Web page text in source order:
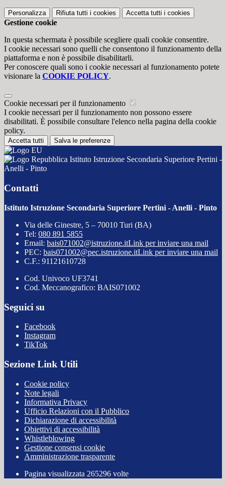
Personalizza Rifiuta tutti i cookies Accetta tutti i cookies
Gestione cookie
In questa schermata è possibile scegliere quali cookie consentire.
I cookie necessari sono quelli che consentono il funzionamento della
piattaforma e non è possibile disabilitarli.
Per conoscere quali sono i cookie necessari al funzionamento potete
visionare la COOKIE POLICY.
Cookie necessari per il funzionamento
I cookie necessari per il funzionamento non possono essere
disabilitati. È possibile consultare l'elenco nella pagina della cookie
policy.
Accetta tutti Salva le preferenze
Istituto Istruzione Secondaria Superiore Pertini -
Anelli - Pinto
Contatti
Istituto Istruzione Secondaria Superiore Pertini - Anelli - Pinto
Via delle Ginestre, 5 – 70010 Turi (BA)
Tel: 080 891 5855
Email: bais071002@istruzione.itLink per inviare una mail
PEC: bais071002@pec.istruzione.itLink per inviare una mail
C.F.: 91121610728
Cod. Univoco UF3741
Cod. Meccanografico: BAIS071002
Seguici su
Facebook
Instagram
TikTok
Sezione Link Utili
Cookie policy
Note legali
Informativa Privacy
Ufficio Relazioni con il Pubblico
Dichiarazione di accessibilità
Obiettivi di accessibilità
Whistleblowing
Gestione consensi cookie
Amministrazione trasparente
Pagina visualizzata 265296 volte